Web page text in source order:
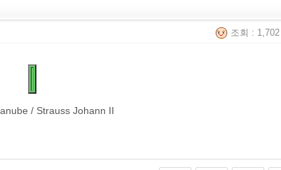
조회 : 1,702
/ Strauss Johann II